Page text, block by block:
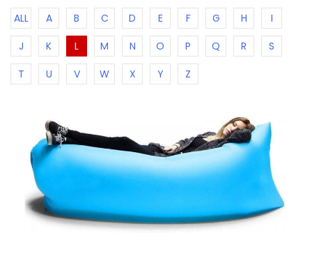
ALL A B C D E F G H
I
J
K L M N O P Q R
S
T
U V W X Y Z